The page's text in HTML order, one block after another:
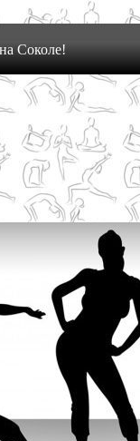
Соколе!